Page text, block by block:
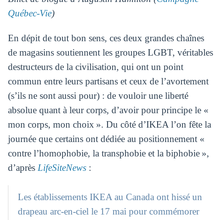
Québec-Vie)
En dépit de tout bon sens, ces deux grandes chaînes
de magasins soutiennent les groupes LGBT, véritables
destructeurs de la civilisation, qui ont un point
commun entre leurs partisans et ceux de l’avortement
(s’ils ne sont aussi pour) : de vouloir une liberté
absolue quant à leur corps, d’avoir pour principe le «
mon corps, mon choix ». Du côté d’IKEA l’on fête la
journée que certains ont dédiée au positionnement «
contre l’homophobie, la transphobie et la biphobie »,
d’après LifeSiteNews :
Les établissements IKEA au Canada ont hissé un
drapeau arc-en-ciel le 17 mai pour commémorer